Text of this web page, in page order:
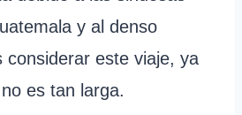
y al denso
considerar este viaje, ya
es tan larga.